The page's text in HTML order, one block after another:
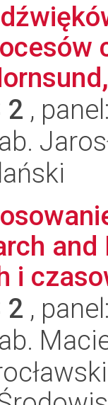
2 ,
i
2 ,